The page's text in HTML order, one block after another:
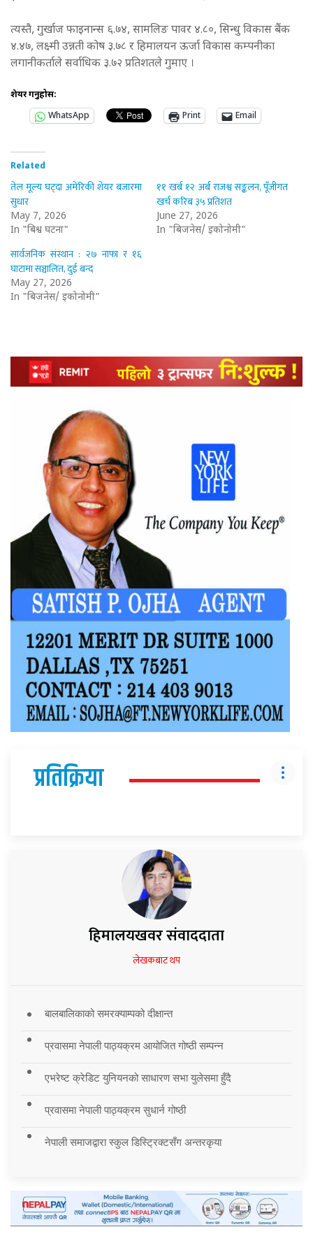
त्यस्तै, गुर्खाज फाइनान्स ६.७४, सामलिङ पावर ४.८०, सिन्धु विकास बैंक
४.४७, लक्ष्मी उन्नती कोष ३.७८ र हिमालयन ऊर्जा विकास कम्पनीका
लगानीकर्ताले सर्वाधिक ३.७२ प्रतिशतले गुमाए ।
शेयर गर्नुहोस:
WhatsApp
Print Email
Related
तेल मूल्य घट्दा अमेरिकी शेयर बजारमा
सुधार
May 7, 2026
In "बिश्व घटना"
११ खर्ब १२ अर्ब राजश्व सङ्कलन, पूँजीगत
खर्च करिब ३५ प्रतिशत
June 27, 2026
In "बिजनेस/ इकोनोमी"
सार्वजनिक संस्थान : २७ नाफा र १६
घाटामा सञ्चालित, दुई बन्द
May 27, 2026
In "बिजनेस/ इकोनोमी"
प्रतिक्रिया
हिमालयखवर संवाददाता
लेखकबाट थप
बालबालिकाको समरक्याम्पको दीक्षान्त
प्रवासमा नेपाली पाठ्यक्रम आयोजित गोष्ठी सम्पन्न
एभरेष्ट क्रेडिट युनियनको साधारण सभा युलेसमा हुँदै
प्रवासमा नेपाली पाठ्यक्रम सुधार्न गोष्ठी
नेपाली समाजद्वारा स्कुल डिस्ट्रिक्टसँग अन्तरकृया